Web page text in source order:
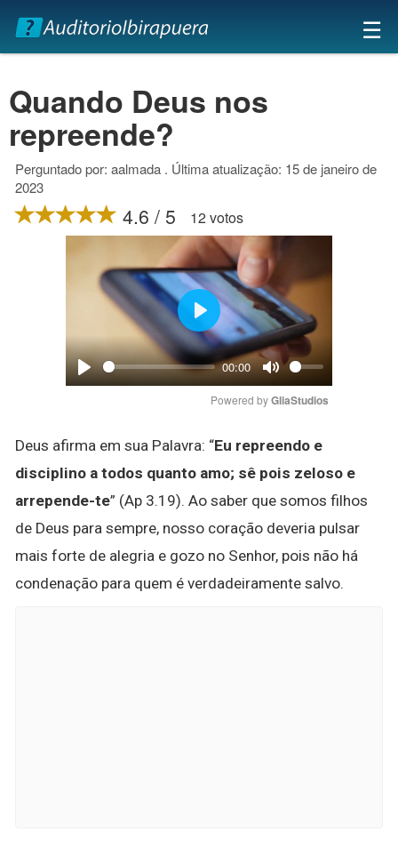
×
☰
Quando Deus nos
repreende?
Perguntado por: aalmada . Última atualização: 15 de janeiro de
2023
4.6 / 5 12 votos
Play
00:00
Mute
Play
Powered by GliaStudios
Deus afirma em sua Palavra: “Eu repreendo e
disciplino a todos quanto amo; sê pois zeloso e
arrepende-te” (Ap 3.19). Ao saber que somos filhos
de Deus para sempre, nosso coração deveria pulsar
mais forte de alegria e gozo no Senhor, pois não há
condenação para quem é verdadeiramente salvo.